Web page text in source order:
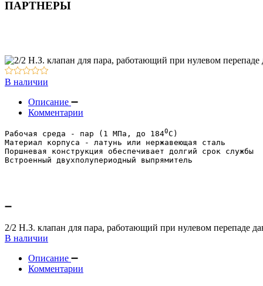
Резьбовые соединения / трубки
Оборудование для смазки и обдува
ПАРТНЕРЫ
В наличии
Описание
Комментарии
Рабочая среда - пар (1 МПа, до 1840С)
Материал корпуса - латунь или нержавеющая сталь
Поршневая конструкция обеспечивает долгий срок службы
Встроенный двухполупериодный выпрямитель
2/2 Н.З. клапан для пара, работающий при нулевом перепаде
В наличии
Описание
Комментарии